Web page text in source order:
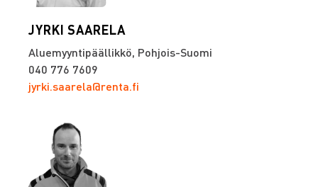
JYRKI SAARELA
Aluemyyntipäällikkö, Pohjois-Suomi
040 776 7609
jyrki.saarela@renta.fi